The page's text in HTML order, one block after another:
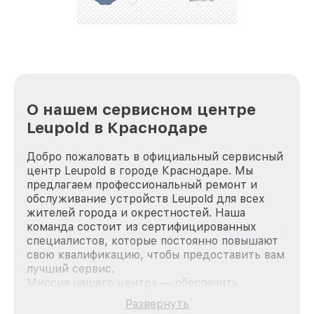
О нашем сервисном центре
Leupold в Краснодаре
Добро пожаловать в официальный сервисный
центр Leupold в городе Краснодаре. Мы
предлагаем профессиональный ремонт и
обслуживание устройств Leupold для всех
жителей города и окрестностей. Наша
команда состоит из сертифицированных
специалистов, которые постоянно повышают
свою квалификацию, чтобы предоставить вам
лучший сервис.
Миссия нашего центра — обеспечить
качественный и доступный ремонт для
каждого пользователя продукции Leupold, вне
Развернуть